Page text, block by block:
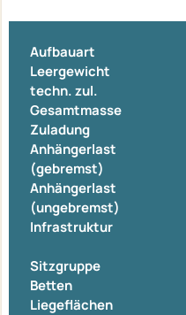
Aufbauart
Leergewicht
techn. zul.
Gesamtmasse
Zuladung
Anhängerlast
(gebremst)
Anhängerlast
(ungebremst)
Infrastruktur
Sitzgruppe
Betten
Liegeflächen